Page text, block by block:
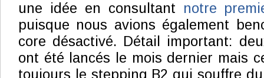
une idée en consultant notre
puisque nous avions également
core désactivé. Détail important:
ont été lancés le mois dernier mais
toujours le stepping B2 qui souffre